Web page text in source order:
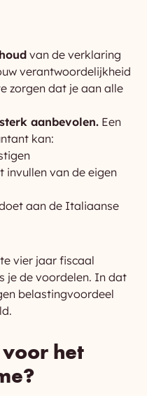
van de verklaring
verantwoordelijkheid
zorgen dat je aan alle
aanbevolen. Een
kan:
invullen van de eigen
aan de Italiaanse
vier jaar fiscaal
je de voordelen. In dat
belastingvoordeel
het